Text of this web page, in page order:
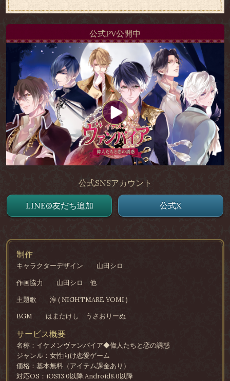
公式PV公開中
公式SNSアカウント
LINE@友だち追加 公式X
制作
キャラクターデザイン
山田シロ
作画協力
山田シロ 他
主題歌
淳 ( NIGHTMARE YOMI )
BGM
はまたけし うさおりーぬ
サービス概要
名称：イケメンヴァンパイア◆偉人たちと恋の誘惑
ジャンル：女性向け恋愛ゲーム
価格：基本無料（アイテム課金あり）
対応OS：iOS13.0以降,Android8.0以降